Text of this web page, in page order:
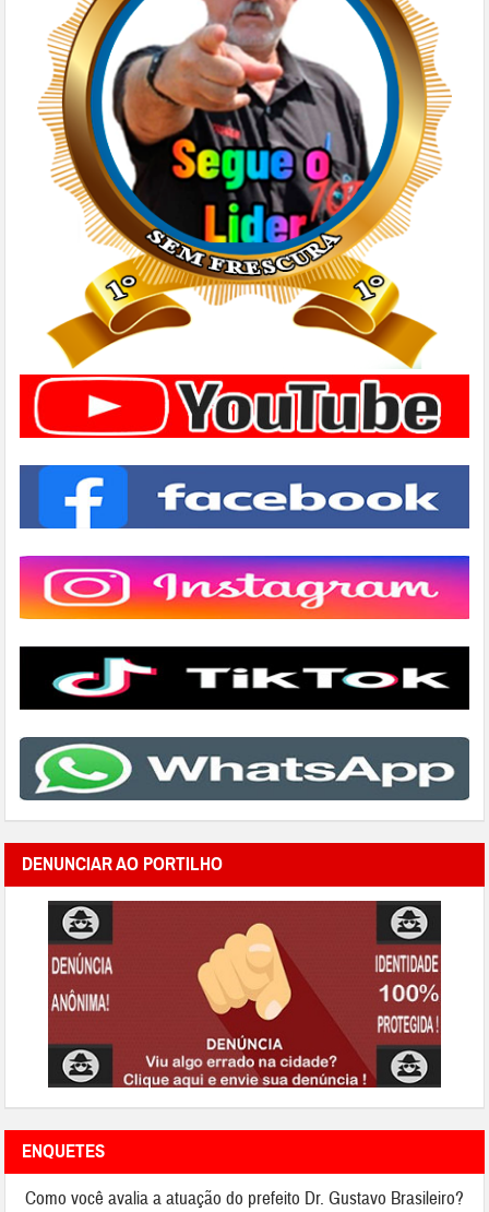
DENUNCIAR AO PORTILHO
ENQUETES
Como você avalia a atuação do prefeito Dr. Gustavo Brasileiro?